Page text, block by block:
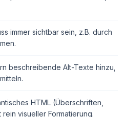
immer sichtbar sein, z.B. durch
beschreibende Alt-Texte hinzu,
HTML (Überschriften,
visueller Formatierung.